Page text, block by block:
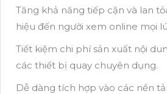
Tăng khả năng tiếp cận và lan
hiệu đến người xem online mọi
Tiết kiệm chi phí sản xuất nội
các thiết bị quay chuyên dụng.
Dễ dàng tích hợp vào các nền